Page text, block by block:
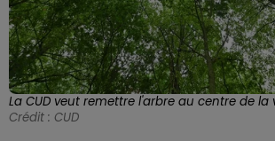
La CUD veut remettre l'arbre au centre de la
Crédit : CUD